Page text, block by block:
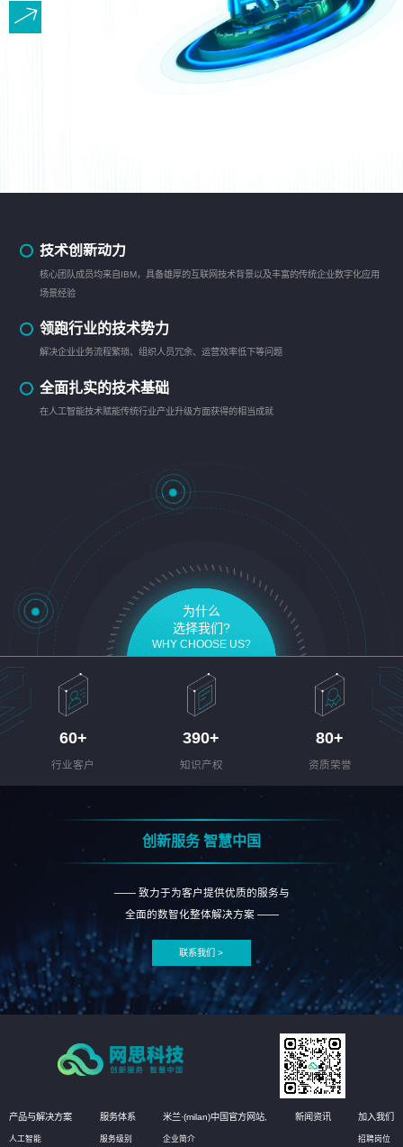
技术创新动力
核心团队成员均来自IBM，具备雄厚的互联网技术背景以及丰富的传统企业数字化应用
场景经验
领跑行业的技术势力
解决企业业务流程繁琐、组织人员冗余、运营效率低下等问题
全面扎实的技术基础
在人工智能技术赋能传统行业产业升级方面获得的相当成就
为什么
选择我们?
WHY CHOOSE US?
60+
行业客户
390+
知识产权
80+
资质荣誉
创新服务 智慧中国
—— 致力于为客户提供优质的服务与
全面的数智化整体解决方案 ——
联系我们 >
产品与解决方案
人工智能
服务体系
服务级别
米兰·(milan)中国官方网站,
企业简介
新闻资讯 加入我们
招聘岗位